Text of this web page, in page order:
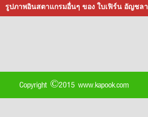
รูปภาพอินสตาแกรมอื่นๆ ของ ใบเฟิร์น อัญชลา
Copyright ©2015 www.kapook.com